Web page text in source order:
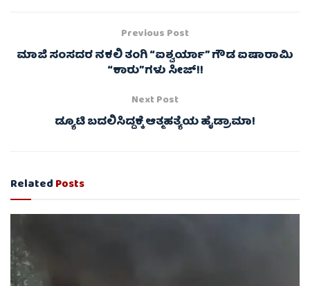
Previous Post
ಮಾಜಿ ಸಂಸದರ ನಕಲಿ ತಂಗಿ “ಐಶ್ವರ್ಯಾ” ಗೌಡ ಐಷಾರಾಮಿ
“ಕಾರು”ಗಳು ಸೀಜ್!!
Next Post
ಡ್ಯೂಟಿ ಬದಲಿಸಿದ್ದಕ್ಕೆ ಆತ್ಮಹತ್ಯೆಯ ಹೈಡ್ರಾಮಾ!
RelatedPosts